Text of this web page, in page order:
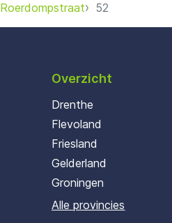
Roerdompstraat 52
Overzicht
Drenthe
Flevoland
Friesland
Gelderland
Groningen
Alle provincies